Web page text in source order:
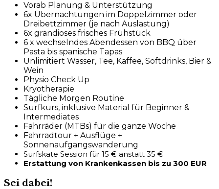
Vorab Planung & Unterstützung
6x Übernachtungen im Doppelzimmer oder
Dreibettzimmer (je nach Auslastung)
6x grandioses frisches Frühstück
6 x wechselndes Abendessen von BBQ über
Pasta bis spanische Tapas
Unlimitiert Wasser, Tee, Kaffee, Softdrinks, Bier &
Wein
Physio Check Up
Kryotherapie
Tägliche Morgen Routine
Surfkurs, inklusive Material für Beginner &
Intermediates
Fahrräder (MTBs) für die ganze Woche
Fahrradtour + Ausflüge +
Sonnenaufgangswanderung
Surfskate Session für 15 € anstatt 35 €
Erstattung von Krankenkassen bis zu 300 EUR
Sei dabei!